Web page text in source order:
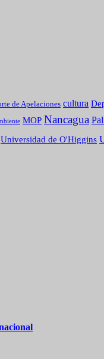
de Apelaciones cultura
MOP Nancagua
Universidad de O'Higgins